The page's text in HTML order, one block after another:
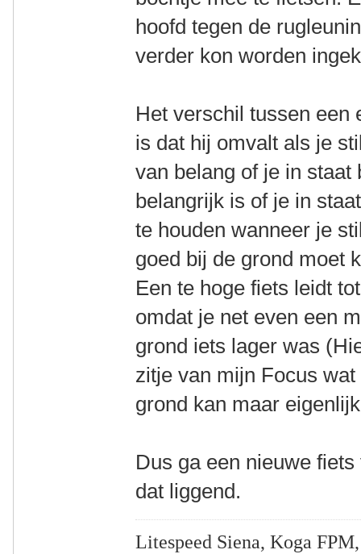
hoofd tegen de
verder kon worden
Het verschil tussen een
is dat hij omvalt als je
van belang of je in staat
belangrijk is of je in
te houden wanneer je
goed bij de grond moet
Een te hoge fiets leidt
omdat je net even een
grond iets lager was
zitje van mijn Focus
grond kan maar
Dus ga een nieuwe
dat liggend.
Litespeed Siena, Koga